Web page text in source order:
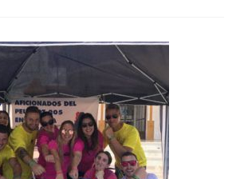
a
favor
de
Enach
Asociación